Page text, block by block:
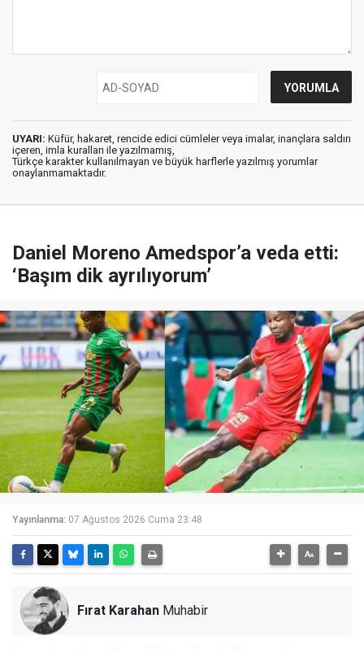
UYARI: Küfür, hakaret, rencide edici cümleler veya imalar, inançlara saldırı
içeren, imla kuralları ile yazılmamış,
Türkçe karakter kullanılmayan ve büyük harflerle yazılmış yorumlar
onaylanmamaktadır.
Daniel Moreno Amedspor’a veda etti:
‘Başım dik ayrılıyorum’
Yayınlanma: 07 Ağustos 2026 Cuma 23:48
Fırat Karahan Muhabir